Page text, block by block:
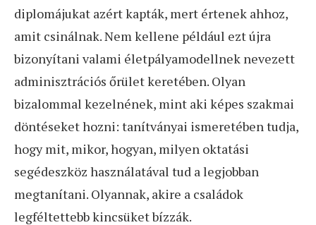
diplomájukat azért kapták, mert értenek ahhoz,
amit csinálnak. Nem kellene például ezt újra
bizonyítani valami életpályamodellnek nevezett
adminisztrációs őrület keretében. Olyan
bizalommal kezelnének, mint aki képes szakmai
döntéseket hozni: tanítványai ismeretében tudja,
hogy mit, mikor, hogyan, milyen oktatási
segédeszköz használatával tud a legjobban
megtanítani. Olyannak, akire a családok
legféltettebb kincsüket bízzák.